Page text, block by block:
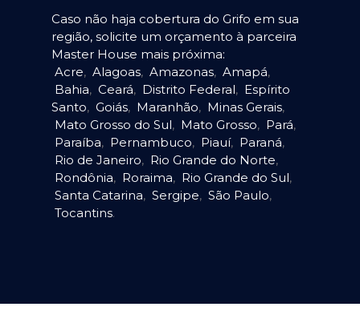
Caso não haja cobertura do Grifo em sua
região, solicite um orçamento à parceira
Master House mais próxima:
Acre, Alagoas, Amazonas, Amapá,
Bahia, Ceará, Distrito Federal, Espírito
Santo, Goiás, Maranhão, Minas Gerais,
Mato Grosso do Sul, Mato Grosso, Pará,
Paraíba, Pernambuco, Piauí, Paraná,
Rio de Janeiro, Rio Grande do Norte,
Rondônia, Roraima, Rio Grande do Sul,
Santa Catarina, Sergipe, São Paulo,
Tocantins.